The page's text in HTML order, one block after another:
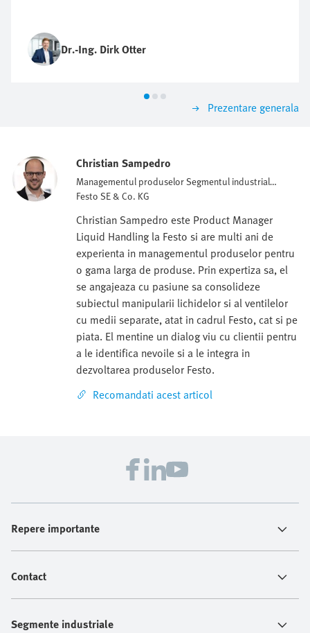
Dr.-Ing. Dirk Otter
Prezentare generala
Christian Sampedro
Managementul produselor Segmentul industrial
LifeTech
Festo SE & Co. KG
Christian Sampedro este Product Manager
Liquid Handling la Festo si are multi ani de
experienta in managementul produselor pentru
o gama larga de produse. Prin expertiza sa, el
se angajeaza cu pasiune sa consolideze
subiectul manipularii lichidelor si al ventilelor
cu medii separate, atat in cadrul Festo, cat si pe
piata. El mentine un dialog viu cu clientii pentru
a le identifica nevoile si a le integra in
dezvoltarea produselor Festo.
Recomandati acest articol
Repere importante
Contact
Segmente industriale